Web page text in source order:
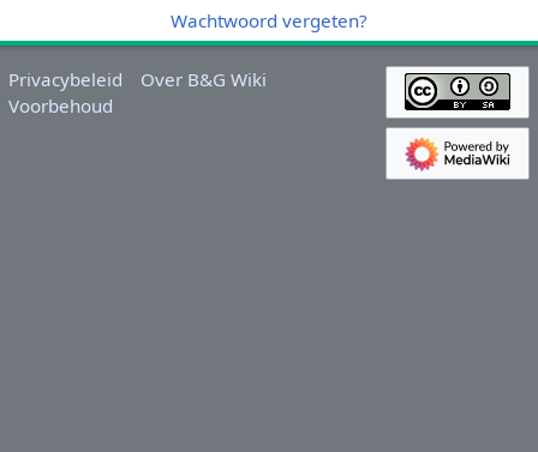
Wachtwoord vergeten?
Privacybeleid
Over B&G Wiki
Voorbehoud